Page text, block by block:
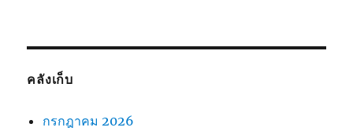
คลังเก็บ
กรกฎาคม 2026